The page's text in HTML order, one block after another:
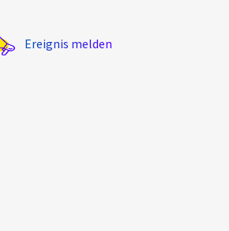
Ereignis melden